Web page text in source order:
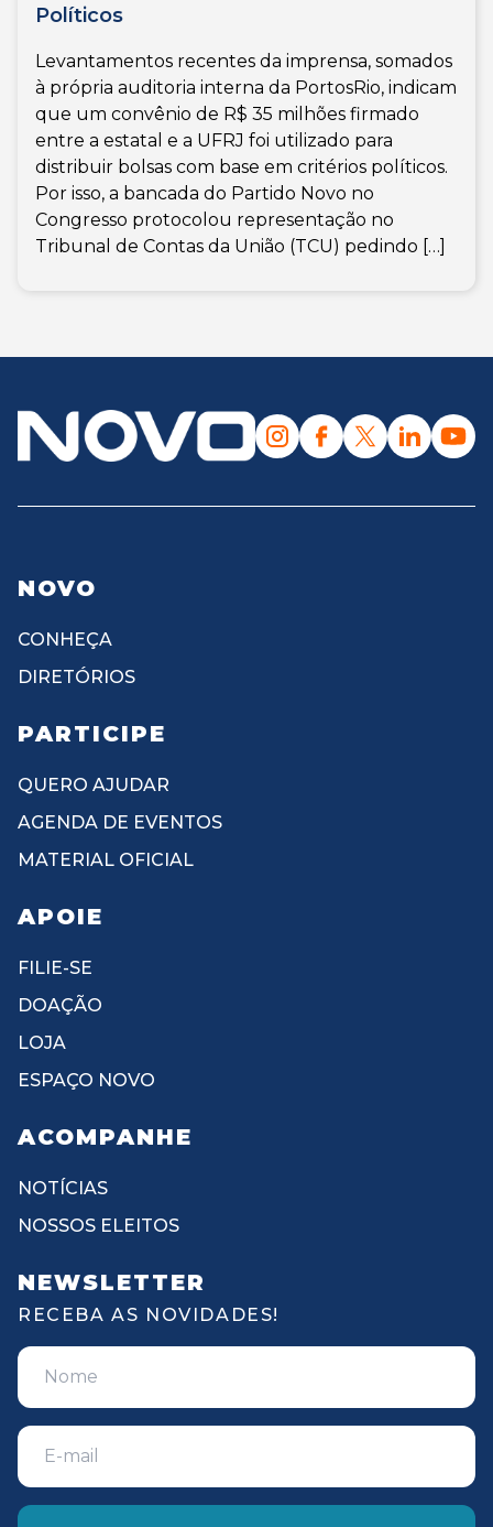
Políticos
Levantamentos recentes da imprensa, somados
à própria auditoria interna da PortosRio, indicam
que um convênio de R$ 35 milhões firmado
entre a estatal e a UFRJ foi utilizado para
distribuir bolsas com base em critérios políticos.
Por isso, a bancada do Partido Novo no
Congresso protocolou representação no
Tribunal de Contas da União (TCU) pedindo […]
NOVO
CONHEÇA
DIRETÓRIOS
PARTICIPE
QUERO AJUDAR
AGENDA DE EVENTOS
MATERIAL OFICIAL
APOIE
FILIE-SE
DOAÇÃO
LOJA
ESPAÇO NOVO
ACOMPANHE
NOTÍCIAS
NOSSOS ELEITOS
NEWSLETTER
RECEBA AS NOVIDADES!